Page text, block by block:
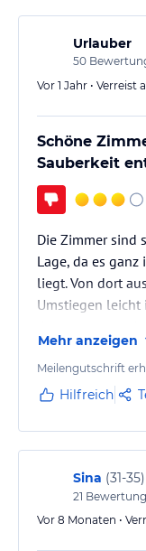
Urlauber
50
Vor 1 Jahr • Verreist
Schöne
Sauberkeit
Die Zimmer sind
Lage, da es ganz
liegt. Von dort
Umstiegen leicht
Onlineformular
aufgrund von
verneint, mit
Zimmerservice
Mehr anzeigen
Meilengutschrift
Hilfreich
Sina (31-35)
21
Vor 8 Monaten •